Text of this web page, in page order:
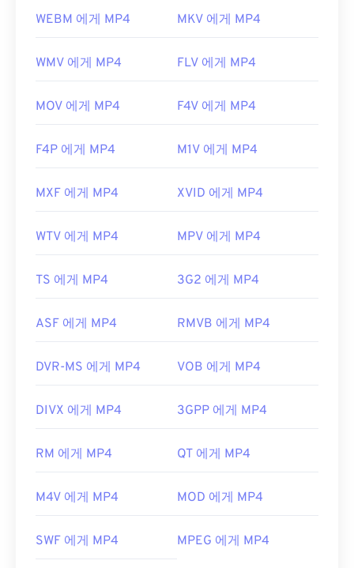
WEBM 에게 MP4 MKV 에게 MP4
WMV 에게 MP4 FLV 에게 MP4
MOV 에게 MP4 F4V 에게 MP4
F4P 에게 MP4 M1V 에게 MP4
MXF 에게 MP4 XVID 에게 MP4
WTV 에게 MP4 MPV 에게 MP4
TS 에게 MP4 3G2 에게 MP4
ASF 에게 MP4 RMVB 에게 MP4
DVR-MS 에게 MP4 VOB 에게 MP4
DIVX 에게 MP4 3GPP 에게 MP4
RM 에게 MP4 QT 에게 MP4
M4V 에게 MP4 MOD 에게 MP4
SWF 에게 MP4 MPEG 에게 MP4